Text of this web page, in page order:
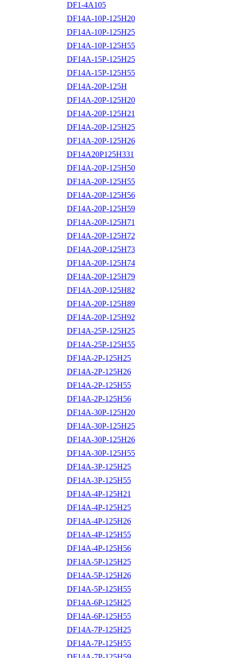
DF1-4A105
DF14A-10P-125H20
DF14A-10P-125H25
DF14A-10P-125H55
DF14A-15P-125H25
DF14A-15P-125H55
DF14A-20P-125H
DF14A-20P-125H20
DF14A-20P-125H21
DF14A-20P-125H25
DF14A-20P-125H26
DF14A20P125H331
DF14A-20P-125H50
DF14A-20P-125H55
DF14A-20P-125H56
DF14A-20P-125H59
DF14A-20P-125H71
DF14A-20P-125H72
DF14A-20P-125H73
DF14A-20P-125H74
DF14A-20P-125H79
DF14A-20P-125H82
DF14A-20P-125H89
DF14A-20P-125H92
DF14A-25P-125H25
DF14A-25P-125H55
DF14A-2P-125H25
DF14A-2P-125H26
DF14A-2P-125H55
DF14A-2P-125H56
DF14A-30P-125H20
DF14A-30P-125H25
DF14A-30P-125H26
DF14A-30P-125H55
DF14A-3P-125H25
DF14A-3P-125H55
DF14A-4P-125H21
DF14A-4P-125H25
DF14A-4P-125H26
DF14A-4P-125H55
DF14A-4P-125H56
DF14A-5P-125H25
DF14A-5P-125H26
DF14A-5P-125H55
DF14A-6P-125H25
DF14A-6P-125H55
DF14A-7P-125H25
DF14A-7P-125H55